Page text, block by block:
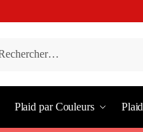
Plaid par Couleurs